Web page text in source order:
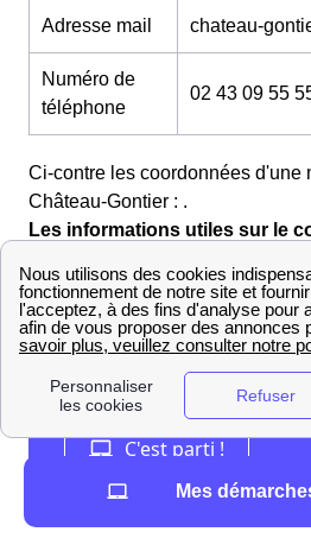
Adresse mail chateau-
Numéro de
téléphone
02 43 09 55
Ci-contre les coordonnées d'une
Château-Gontier : .
Les informations utiles sur le
Mes